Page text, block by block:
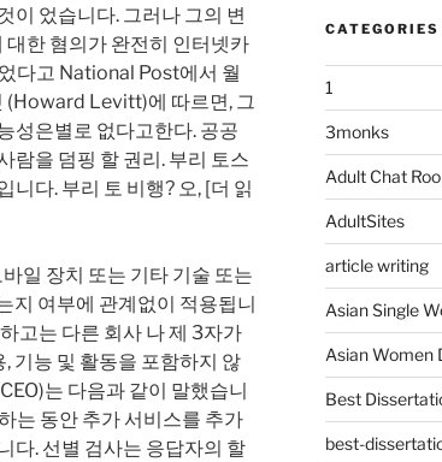
이 었습니다. 그러나 그의 변
한 혐의가 완전히 인터넷카
다고 National Post에서 월
(Howard Levitt)에 따르면, 그
성은별로 없다고한다. 공공
람을 덤핑 할 권리. 부리 토스
니다. 부리 토 비행? 오, [더 읽
일 장치 또는 기타 기술 또는
지 여부에 관계없이 적용됩니
고는 다른 회사 나 제 3자가
기능 및 활동을 포함하지 않
는 다음과 같이 말했습니
는 동안 추가 서비스를 추가
다. 선별 검사는 응답자의 할
CATEGORIES
1
3monks
Adult Chat
AdultSites
article writing
Asian Single
Asian Women
Best
best-